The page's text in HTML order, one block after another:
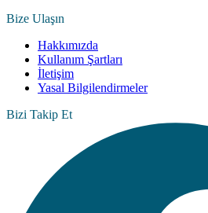
Bize Ulaşın
Hakkımızda
Kullanım Şartları
İletişim
Yasal Bilgilendirmeler
Bizi Takip Et